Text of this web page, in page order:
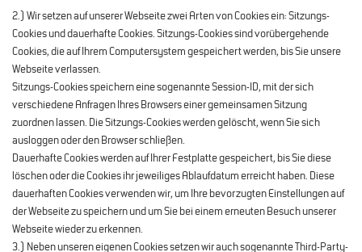
2.) Wir setzen auf unserer Webseite zwei Arten von Cookies ein: Sitzungs-
Cookies und dauerhafte Cookies. Sitzungs-Cookies sind vorübergehende
Cookies, die auf Ihrem Computersystem gespeichert werden, bis Sie unsere
Webseite verlassen.
Sitzungs-Cookies speichern eine sogenannte Session-ID, mit der sich
verschiedene Anfragen Ihres Browsers einer gemeinsamen Sitzung
zuordnen lassen. Die Sitzungs-Cookies werden gelöscht, wenn Sie sich
ausloggen oder den Browser schließen.
Dauerhafte Cookies werden auf Ihrer Festplatte gespeichert, bis Sie diese
löschen oder die Cookies ihr jeweiliges Ablaufdatum erreicht haben. Diese
dauerhaften Cookies verwenden wir, um Ihre bevorzugten Einstellungen auf
der Webseite zu speichern und um Sie bei einem erneuten Besuch unserer
Webseite wieder zu erkennen.
3.) Neben unseren eigenen Cookies setzen wir auch sogenannte Third-Party-